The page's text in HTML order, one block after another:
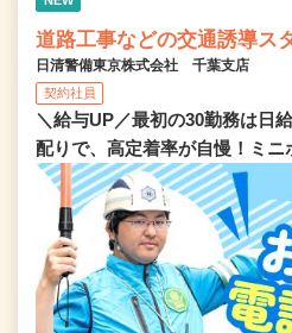
道路工事などの交通誘導ス
日清警備東京株式会社 千葉支店
契約社員
＼給与UP／最初の30勤務は日
配りで、高定着率が自慢！ミ